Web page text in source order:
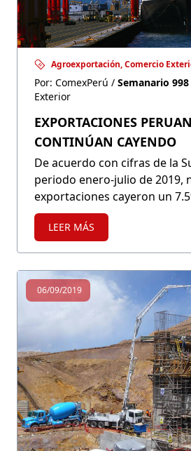
Agroexportación, Comercio
Por: ComexPerú / Semanario 998
Exterior
EXPORTACIONES
CONTINÚAN CAYENDO
De acuerdo con cifras de la
periodo enero-julio de 2019,
exportaciones cayeron un
retroceso de nuestros envíos
(-11.3%).
LEER MÁS
06/09/2019